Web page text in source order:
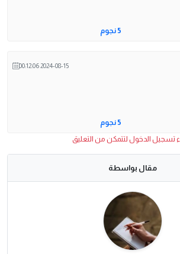
5 نجوم
2024-08-15 00:12:06
5 نجوم
تسجيل الدخول لتتمكن من التعليق
مقال بواسطة